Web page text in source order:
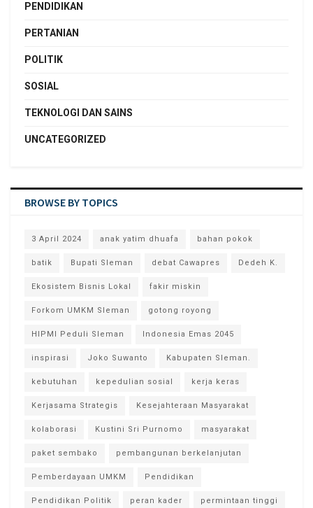
PENDIDIKAN
PERTANIAN
POLITIK
SOSIAL
TEKNOLOGI DAN SAINS
UNCATEGORIZED
BROWSE BY TOPICS
3 April 2024 anak yatim dhuafa bahan pokok
batik Bupati Sleman debat Cawapres Dedeh K.
Ekosistem Bisnis Lokal fakir miskin
Forkom UMKM Sleman gotong royong
HIPMI Peduli Sleman Indonesia Emas 2045
inspirasi Joko Suwanto Kabupaten Sleman.
kebutuhan kepedulian sosial kerja keras
Kerjasama Strategis Kesejahteraan Masyarakat
kolaborasi Kustini Sri Purnomo masyarakat
paket sembako pembangunan berkelanjutan
Pemberdayaan UMKM Pendidikan
Pendidikan Politik peran kader permintaan tinggi